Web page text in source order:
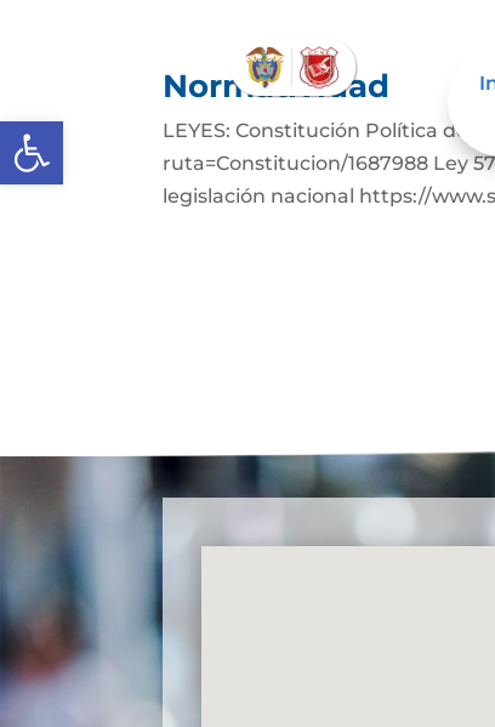
Abrir barra de herramientas
Normatividad
LEYES: Constitución Política de
ruta=Constitucion/1687988 Ley
legislación nacional https://